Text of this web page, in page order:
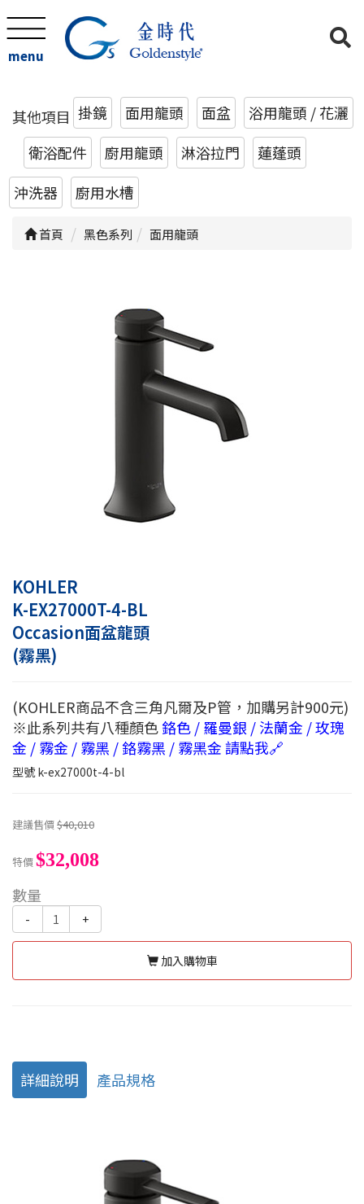
menu
其他項目 掛鏡 面用龍頭 面盆
浴用龍頭 / 花灑
衛浴配件
廚用龍頭 淋浴拉門
蓮蓬頭
沖洗器
廚用水槽
首頁 黑色系列 面用龍頭
KOHLER
K-EX27000T-4-BL
Occasion面盆龍頭
(霧黑)
(KOHLER商品不含三角凡爾及P管，加購另計900元)
※此系列共有八種顏色鉻色 / 羅曼銀 / 法蘭金 / 玫瑰
金 / 霧金 / 霧黑 / 鉻霧黑 / 霧黑金 請點我🔗
型號k-ex27000t-4-bl
建議售價$40,010
特價$32,008
數量
- +
加入購物車
詳細說明 產品規格